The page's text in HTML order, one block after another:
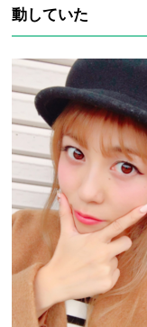
動していた